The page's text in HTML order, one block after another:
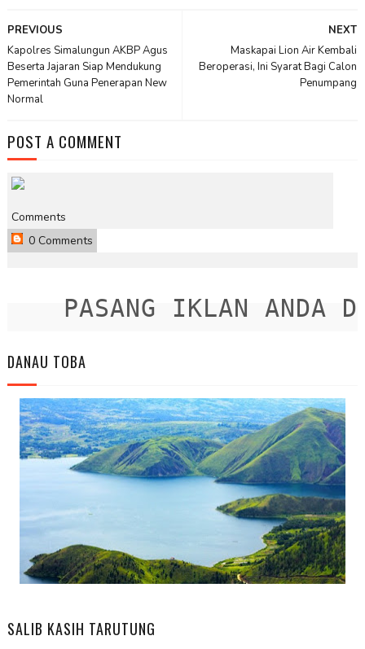
NEXT
Maskapai Lion Air Kembali
Beroperasi, Ini Syarat Bagi Calon
Penumpang
PREVIOUS
Kapolres Simalungun AKBP Agus
Beserta Jajaran Siap Mendukung
Pemerintah Guna Penerapan New
Normal
POST A COMMENT
Comments
0 Comments
PASANG IKLAN ANDA
DANAU TOBA
SALIB KASIH TARUTUNG